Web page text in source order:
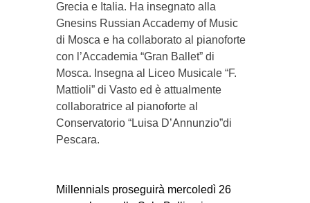
Grecia e Italia. Ha insegnato alla
Gnesins Russian Accademy of Music
di Mosca e ha collaborato al pianoforte
con l’Accademia “Gran Ballet” di
Mosca. Insegna al Liceo Musicale “F.
Mattioli” di Vasto ed è attualmente
collaboratrice al pianoforte al
Conservatorio “Luisa D’Annunzio”di
Pescara.
Millennialsproseguirà mercoledì 26